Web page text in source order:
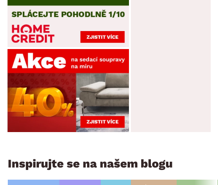
Inspirujte se na našem blogu